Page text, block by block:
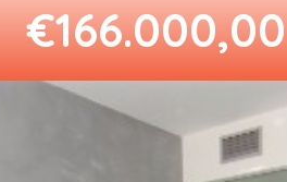
€166.000,00